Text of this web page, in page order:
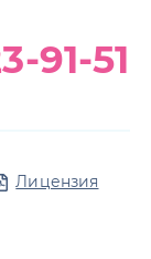
91-51
Лицензия